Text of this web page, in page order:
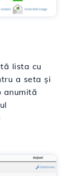
lista cu
a seta și
anumită